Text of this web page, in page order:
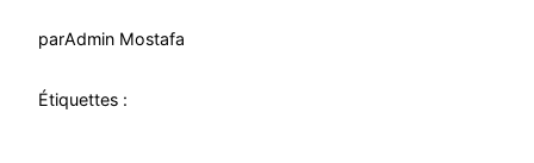
parAdmin Mostafa
Étiquettes :